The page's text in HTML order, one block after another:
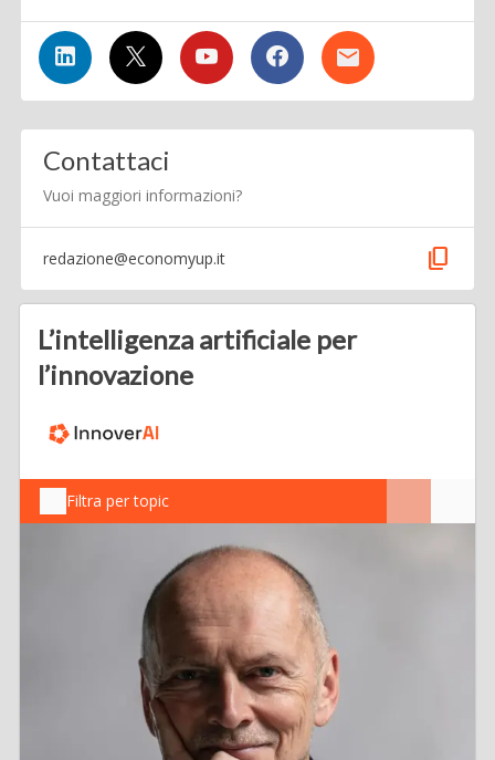
Contattaci
Vuoi maggiori informazioni?
redazione@economyup.it content_copy
L’intelligenza artificiale per
l’innovazione
Filtra per topic